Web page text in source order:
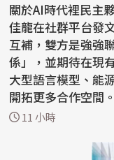
關於AI時代裡民主
佳龍在社群平台發
互補，雙方是強強
係」，並期待在現
大型語言模型、能
開拓更多合作空間。 外交部長林佳龍近半年來頻繁
「共生夥伴...
11 小時